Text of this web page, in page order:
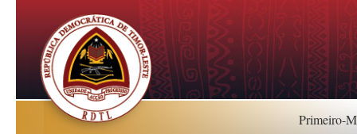
Primeiro-